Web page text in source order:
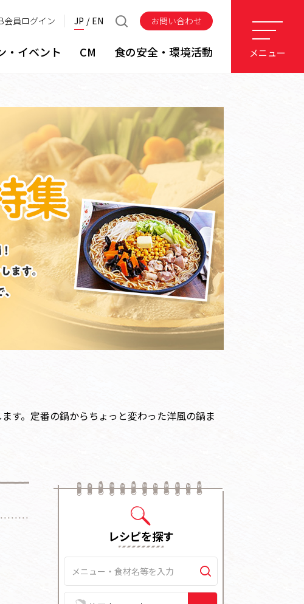
会員ログイン JP EN お問い合わせ
・イベント CM 食の安全・環境活動 メニュー
す。定番の鍋からちょっと変わった洋風の鍋ま
レシピを探す